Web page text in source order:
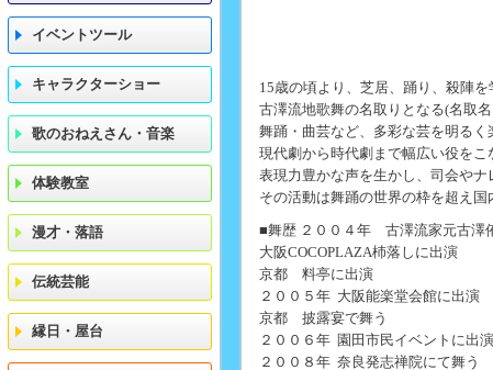
15歳の頃より、芝居、踊り、殺陣
古澤流地歌舞の名取りとなる(名取名
舞踊・曲芸など、多彩な芸を明るく
現代劇から時代劇まで幅広い役をこ
表現力豊かな声を生かし、司会やナ
その活動は舞踊の世界の枠を超え国
■舞歴 ２００４年 古澤流家元古澤
大阪COCOPLAZA杮落しに出演
京都 料亭に出演
２００５年 大阪能楽堂会館に出演
京都 披露宴で舞う
２００６年 園田市民イベントに出演
２００８年 奈良発志禅院にて舞う
イベントツール
キャラクターショー
歌のおねえさん・音楽
体験教室
漫才・落語
伝統芸能
縁日・屋台